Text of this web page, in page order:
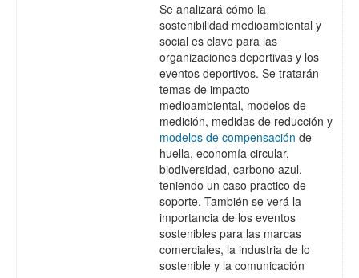
Se analizará cómo la
sostenibilidad medioambiental y
social es clave para las
organizaciones deportivas y los
eventos deportivos. Se tratarán
temas de impacto
medioambiental, modelos de
medición, medidas de reducción y
modelos de compensación de
huella, economía circular,
biodiversidad, carbono azul,
teniendo un caso practico de
soporte. También se verá la
importancia de los eventos
sostenibles para las marcas
comerciales, la industria de lo
sostenible y la comunicación